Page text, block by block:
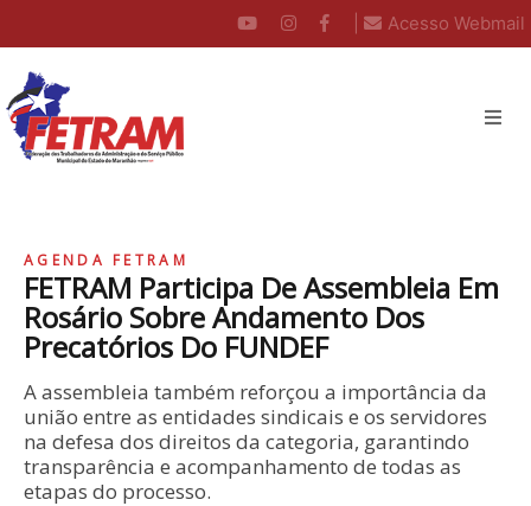
Acesso Webmail
AGENDA FETRAM
FETRAM Participa De Assembleia Em
Rosário Sobre Andamento Dos
Precatórios Do FUNDEF
A assembleia também reforçou a importância da
união entre as entidades sindicais e os servidores
na defesa dos direitos da categoria, garantindo
transparência e acompanhamento de todas as
etapas do processo.